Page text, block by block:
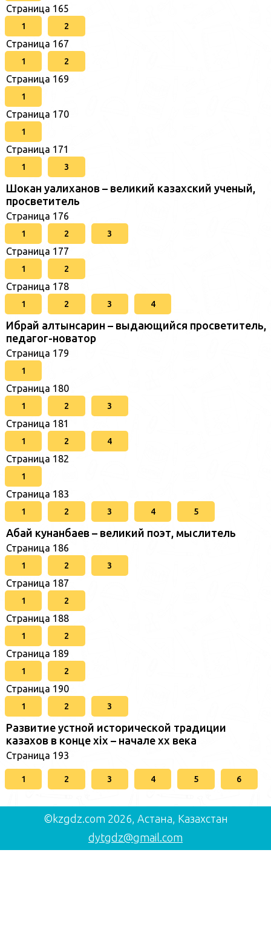
Страница 165
1 2
Страница 167
1 2
Страница 169
1
Страница 170
1
Страница 171
1 3
Шокан уалиханов – великий казахский ученый,
просветитель
Страница 176
1 2 3
Страница 177
1 2
Страница 178
1 2 3 4
Ибрай алтынсарин – выдающийся просветитель,
педагог-новатор
Страница 179
1
Страница 180
1 2 3
Страница 181
1 2 4
Страница 182
1
Страница 183
1 2 3 4 5
Абай кунанбаев – великий поэт, мыслитель
Страница 186
1 2 3
Страница 187
1 2
Страница 188
1 2
Страница 189
1 2
Страница 190
1 2 3
Развитие устной исторической традиции
казахов в конце xіх – начале хх века
Страница 193
1 2 3 4 5 6
©kzgdz.com 2026, Астана, Казахстан
dytgdz@gmail.com